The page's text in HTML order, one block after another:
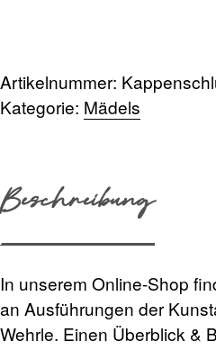
Tattoo
Ed.
Artikelnummer:
Kategorie: Mädels
Beschreibung
In unserem Online-Shop
an Ausführungen der
Wehrle. Einen Überblick &